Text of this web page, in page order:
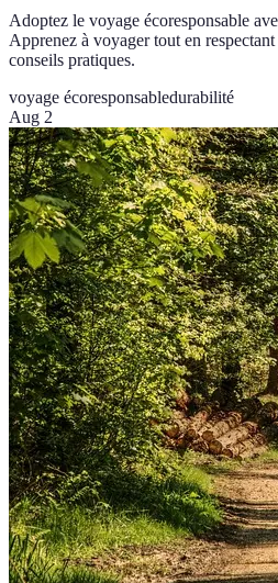
Adoptez le voyage écoresponsable
Apprenez à voyager tout en
conseils pratiques.
voyage écoresponsabledurabilité
Aug 2